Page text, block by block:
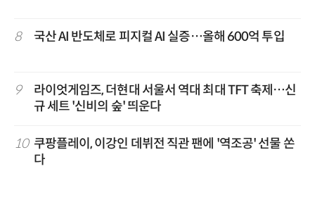
8 국산 AI 반도체로 피지컬 AI 실증…올해 600억 투입
9
라이엇게임즈, 더현대 서울서 역대 최대 TFT 축제…신
규 세트 '신비의 숲' 띄운다
10 쿠팡플레이, 이강인 데뷔전 직관 팬에 '역조공' 선물 쏜
다